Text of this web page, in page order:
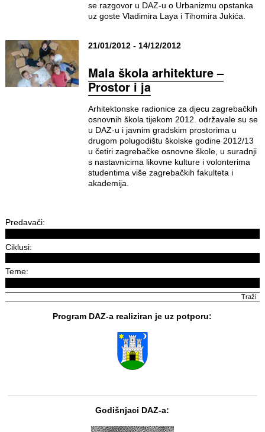
se razgovor u DAZ-u o Urbanizmu opstanka
uz goste Vladimira Laya i Tihomira Jukića.
21/01/2012 - 14/12/2012
Mala škola arhitekture –
Prostor i ja
Arhitektonske radionice za djecu zagrebačkih
osnovnih škola tijekom 2012. održavale su se
u DAZ-u i javnim gradskim prostorima u
drugom polugodištu školske godine 2012/13
u četiri zagrebačke osnovne škole, u suradnji
s nastavnicima likovne kulture i volonterima
studentima više zagrebačkih fakulteta i
akademija.
Predavači:
Ciklusi:
Teme:
Program DAZ-a realiziran je uz potporu:
Godišnjaci DAZ-a: